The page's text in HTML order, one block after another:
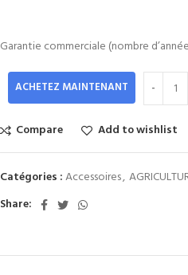
Garantie commerciale (nombre
ACHETEZ MAINTENANT
Compare Add to wishlist
Catégories :Accessoires,
Share: